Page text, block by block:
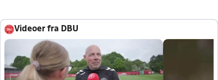
Videoer fra DBU